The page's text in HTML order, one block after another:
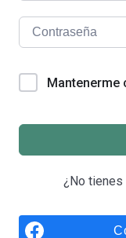
Mantenerme
¿No tienes